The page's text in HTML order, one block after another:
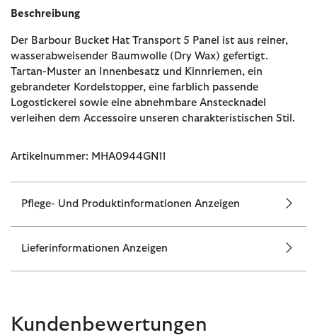
Beschreibung
Der Barbour Bucket Hat Transport 5 Panel ist aus reiner,
wasserabweisender Baumwolle (Dry Wax) gefertigt.
Tartan-Muster an Innenbesatz und Kinnriemen, ein
gebrandeter Kordelstopper, eine farblich passende
Logostickerei sowie eine abnehmbare Anstecknadel
verleihen dem Accessoire unseren charakteristischen Stil.
Artikelnummer: MHA0944GN11
Pflege- Und Produktinformationen Anzeigen
Lieferinformationen Anzeigen
Kundenbewertungen